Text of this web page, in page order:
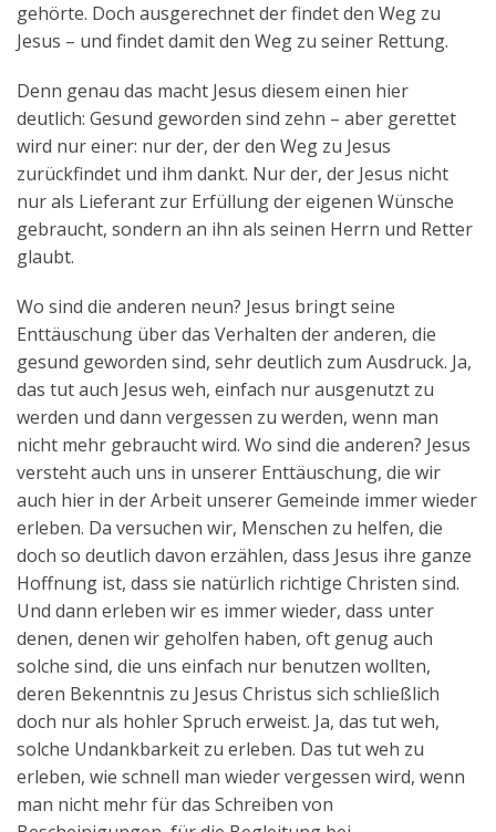
gehörte. Doch ausgerechnet der findet den Weg zu
Jesus – und findet damit den Weg zu seiner Rettung.
Denn genau das macht Jesus diesem einen hier
deutlich: Gesund geworden sind zehn – aber gerettet
wird nur einer: nur der, der den Weg zu Jesus
zurückfindet und ihm dankt. Nur der, der Jesus nicht
nur als Lieferant zur Erfüllung der eigenen Wünsche
gebraucht, sondern an ihn als seinen Herrn und Retter
glaubt.
Wo sind die anderen neun? Jesus bringt seine
Enttäuschung über das Verhalten der anderen, die
gesund geworden sind, sehr deutlich zum Ausdruck. Ja,
das tut auch Jesus weh, einfach nur ausgenutzt zu
werden und dann vergessen zu werden, wenn man
nicht mehr gebraucht wird. Wo sind die anderen? Jesus
versteht auch uns in unserer Enttäuschung, die wir
auch hier in der Arbeit unserer Gemeinde immer wieder
erleben. Da versuchen wir, Menschen zu helfen, die
doch so deutlich davon erzählen, dass Jesus ihre ganze
Hoffnung ist, dass sie natürlich richtige Christen sind.
Und dann erleben wir es immer wieder, dass unter
denen, denen wir geholfen haben, oft genug auch
solche sind, die uns einfach nur benutzen wollten,
deren Bekenntnis zu Jesus Christus sich schließlich
doch nur als hohler Spruch erweist. Ja, das tut weh,
solche Undankbarkeit zu erleben. Das tut weh zu
erleben, wie schnell man wieder vergessen wird, wenn
man nicht mehr für das Schreiben von